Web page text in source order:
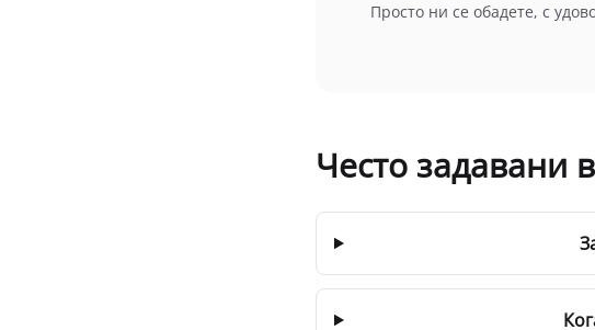
Просто ни се обадете, с
Често задавани